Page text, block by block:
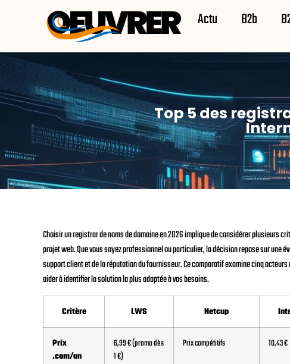
Actu B2b
Top 5 des
Choisir un registrar de noms de domaine en 2026 implique de considérer
projet web. Que vous soyez professionnel ou particulier, la décision repose sur
support client et de la réputation du fournisseur. Ce comparatif examine cinq
aider à identifier la solution la plus adaptée à vos besoins.
Critère LWS Netcup
Prix
.com/an
6,99 € (promo dès
1 €)
Prix compétitifs 10,43 €